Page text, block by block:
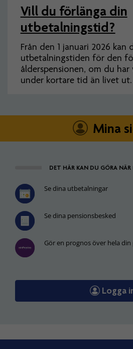
Vill du förlänga din
utbetalningstid?
Från den 1 januari 2026 kan
utbetalningstiden för den
ålderspensionen, om du
under kortare tid än livet ut.
Mina
DET HÄR KAN DU GÖRA
Se dina utbetalningar
Se dina pensionsbesked
Gör en prognos över hela din
Logga